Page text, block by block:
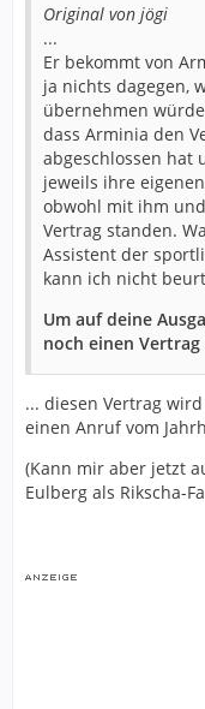
Original von jögi
...
Er bekommt von
ja nichts dagegen,
übernehmen
dass Arminia den
abgeschlossen hat
jeweils ihre
obwohl mit ihm
Vertrag standen.
Assistent der
kann ich nicht
Um auf deine
noch einen Vertrag
... diesen Vertrag
einen Anruf vom
(Kann mir aber jetzt
Eulberg als Rikscha-